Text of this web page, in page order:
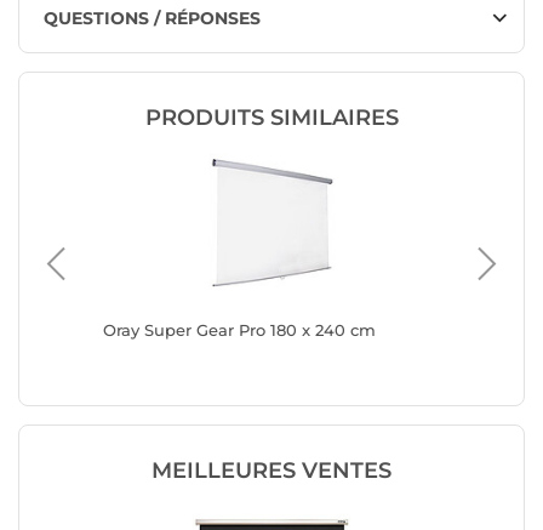
QUESTIONS / RÉPONSES
PRODUITS SIMILAIRES
Oray Super Gear Pro 180 x 240 cm
MEILLEURES VENTES